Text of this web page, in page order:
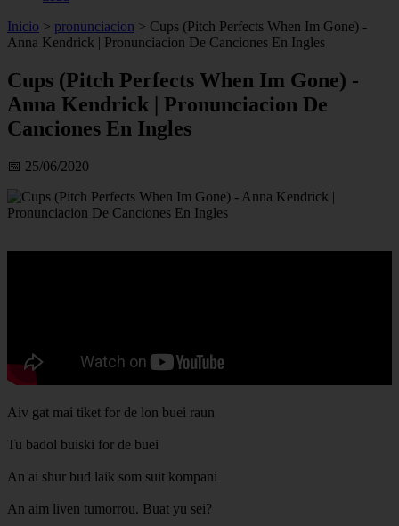
Inicio > pronunciacion > Cups (Pitch Perfects When Im Gone) -
Anna Kendrick | Pronunciacion De Canciones En Ingles
Cups (Pitch Perfects When Im Gone) -
Anna Kendrick | Pronunciacion De
Canciones En Ingles
📅 25/06/2020
Aiv gat mai tiket for de lon buei raun
Tu badol buiski for de buei
An ai shur bud laik som suit kompani
An aim liven tumorrou. Buat yu sei?